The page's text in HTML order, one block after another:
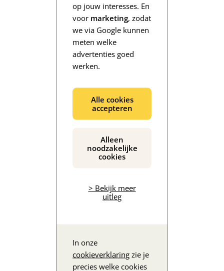
op jouw interesses. En
voor marketing, zodat
we via Google kunnen
meten welke
advertenties goed
werken.
Alle cookies
accepteren
Alleen
noodzakelijke
cookies
> Bekijk meer
uitleg
In onze
cookieverklaring zie je
precies welke cookies
De inhoud wordt geladen...